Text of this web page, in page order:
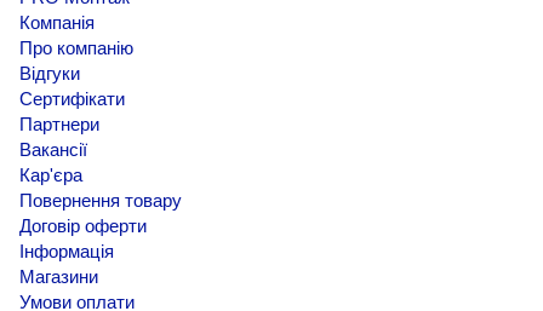
Компанія
Про компанію
Відгуки
Сертифікати
Партнери
Вакансії
Кар'єра
Повернення товару
Договір оферти
Інформація
Магазини
Умови оплати